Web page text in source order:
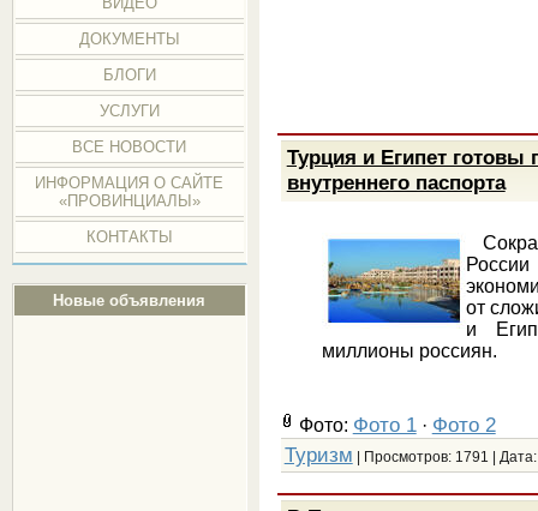
ДОКУМЕНТЫ
БЛОГИ
УСЛУГИ
ВСЕ НОВОСТИ
ИНФОРМАЦИЯ О САЙТЕ
«ПРОВИНЦИАЛЫ»
КОНТАКТЫ
Новые объявления
Турция и Египет готовы
внутреннего паспорта
от
и
миллионы россиян.
Фото: Фото 1· Фото 2
Туризм | Просмотров: 1791 |